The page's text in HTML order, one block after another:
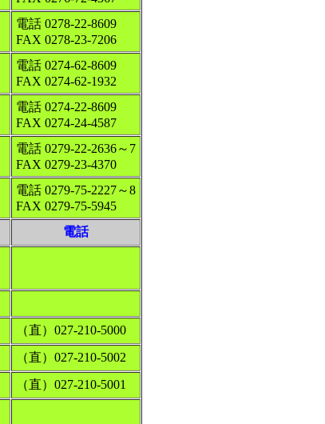
電話 0278-22-8609
FAX 0278-23-7206
電話 0274-62-8609
FAX 0274-62-1932
電話 0274-22-8609
FAX 0274-24-4587
電話 0279-22-2636～7
FAX 0279-23-4370
電話 0279-75-2227～8
FAX 0279-75-5945
電話
（直）027-210-5000
（直）027-210-5002
（直）027-210-5001